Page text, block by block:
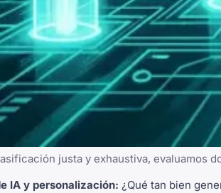
justa y exhaustiva, evaluamos
IA y personalización: ¿Qué tan bien